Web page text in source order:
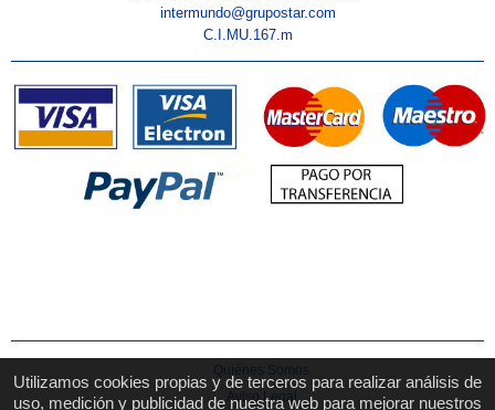
Utilizamos cookies propias y de terceros para realizar análisis de
uso, medición y publicidad de nuestra web para mejorar nuestros
intermundo@grupostar.com
C.I.MU.167.m
Quiénes Somos
Aviso Legal